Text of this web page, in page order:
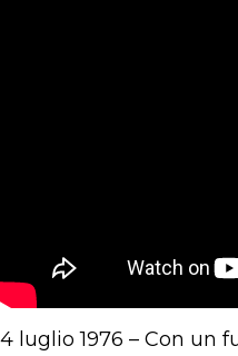
4 luglio 1976 – Con un